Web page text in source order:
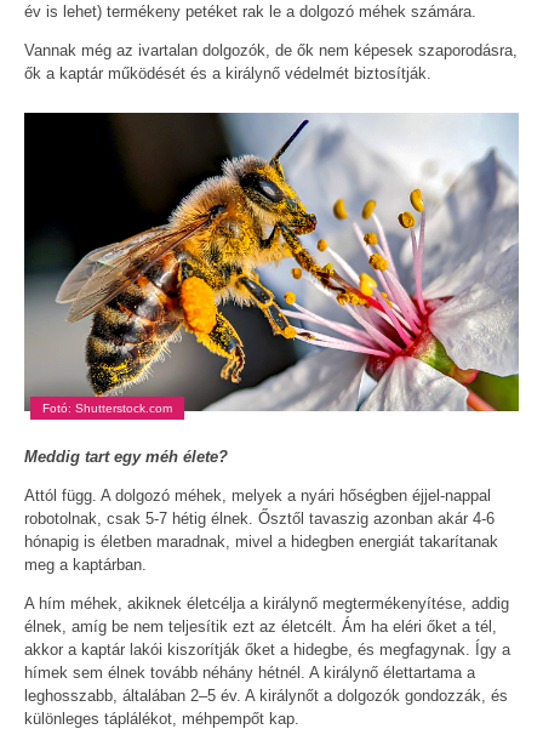
év is lehet) termékeny petéket rak le a dolgozó méhek számára.
Vannak még az ivartalan dolgozók, de ők nem képesek szaporodásra,
ők a kaptár működését és a királynő védelmét biztosítják.
Fotó: Shutterstock.com
Meddig tart egy méh élete?
Attól függ. A dolgozó méhek, melyek a nyári hőségben éjjel-nappal
robotolnak, csak 5-7 hétig élnek. Ősztől tavaszig azonban akár 4-6
hónapig is életben maradnak, mivel a hidegben energiát takarítanak
meg a kaptárban.
A hím méhek, akiknek életcélja a királynő megtermékenyítése, addig
élnek, amíg be nem teljesítik ezt az életcélt. Ám ha eléri őket a tél,
akkor a kaptár lakói kiszorítják őket a hidegbe, és megfagynak. Így a
hímek sem élnek tovább néhány hétnél. A királynő élettartama a
leghosszabb, általában 2–5 év. A királynőt a dolgozók gondozzák, és
különleges táplálékot, méhpempőt kap.